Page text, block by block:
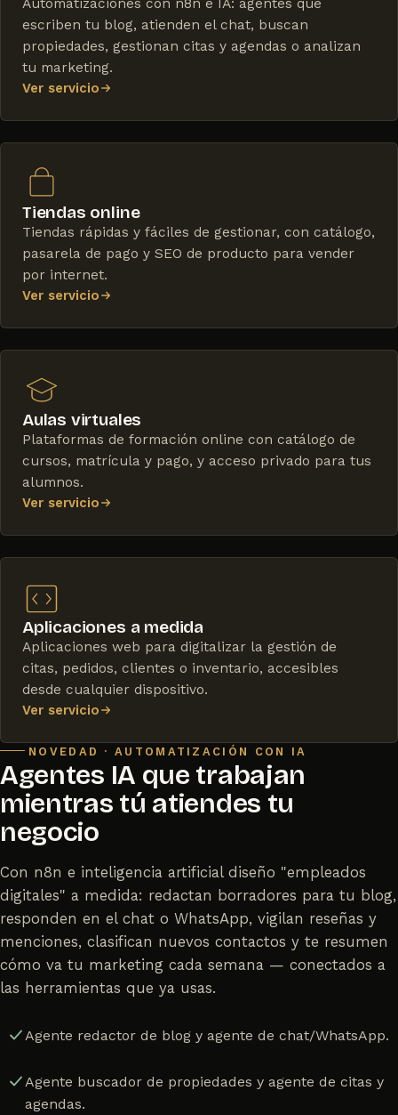
Automatizaciones con n8n e IA: agentes que
escriben tu blog, atienden el chat, buscan
propiedades, gestionan citas y agendas o analizan
tu marketing.
Ver servicio
Tiendas online
Tiendas rápidas y fáciles de gestionar, con catálogo,
pasarela de pago y SEO de producto para vender
por internet.
Ver servicio
Aulas virtuales
Plataformas de formación online con catálogo de
cursos, matrícula y pago, y acceso privado para tus
alumnos.
Ver servicio
Aplicaciones a medida
Aplicaciones web para digitalizar la gestión de
citas, pedidos, clientes o inventario, accesibles
desde cualquier dispositivo.
Ver servicio
NOVEDAD · AUTOMATIZACIÓN CON IA
Agentes IA que trabajan
mientras tú atiendes tu
negocio
Con n8n e inteligencia artificial diseño "empleados
digitales" a medida: redactan borradores para tu blog,
responden en el chat o WhatsApp, vigilan reseñas y
menciones, clasifican nuevos contactos y te resumen
cómo va tu marketing cada semana — conectados a
las herramientas que ya usas.
Agente redactor de blog y agente de chat/WhatsApp.
Agente buscador de propiedades y agente de citas y
agendas.